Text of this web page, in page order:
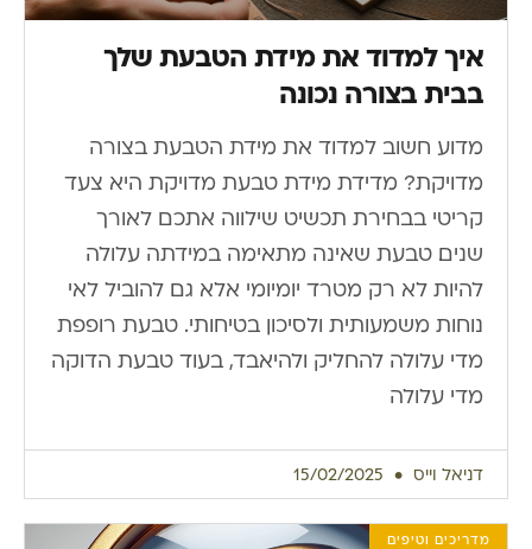
איך למדוד את מידת הטבעת שלך
בבית בצורה נכונה
מדוע חשוב למדוד את מידת הטבעת בצורה
מדויקת? מדידת מידת טבעת מדויקת היא צעד
קריטי בבחירת תכשיט שילווה אתכם לאורך
שנים. טבעת שאינה מתאימה במידתה עלולה
להיות לא רק מטרד יומיומי אלא גם להוביל לאי
נוחות משמעותית ולסיכון בטיחותי. טבעת רופפת
מדי עלולה להחליק ולהיאבד, בעוד טבעת הדוקה
מדי עלולה
דניאל וייס
מדריכים וטיפים